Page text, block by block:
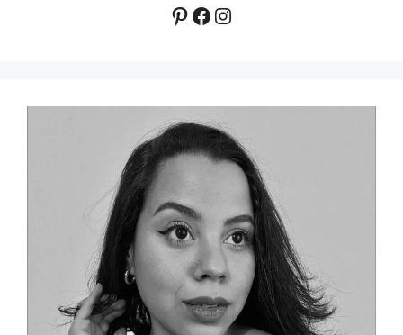
Pinterest
Facebook
Instagram